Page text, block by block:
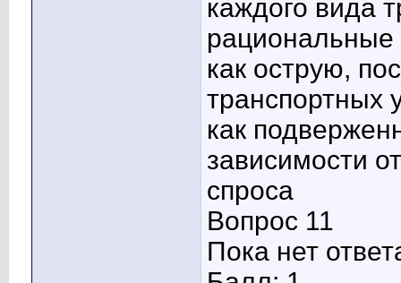
каждого вида
как острую,
транспортных
как
зависимости
спроса
Вопрос 11
Пока нет